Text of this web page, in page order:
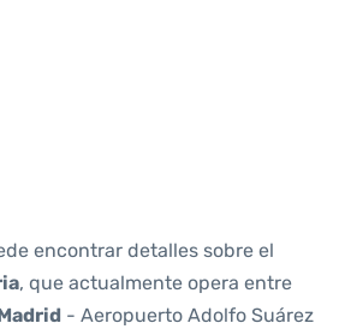
encontrar detalles sobre el
, que actualmente opera entre
- Aeropuerto Adolfo Suárez